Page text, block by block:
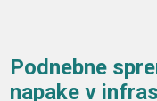
Podnebne
napake v